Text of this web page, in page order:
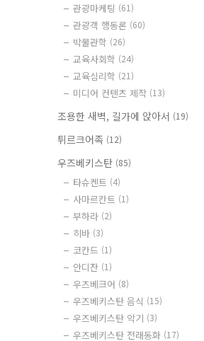
관광마케팅 (61)
관광객 행동론 (60)
박물관학 (26)
교육사회학 (24)
교육심리학 (21)
미디어 컨텐츠 제작 (13)
조용한 새벽, 길가에 앉아서 (19)
튀르크어족 (12)
우즈베키스탄 (85)
타슈켄트 (4)
사마르칸트 (1)
부하라 (2)
히바 (3)
코칸드 (1)
안디잔 (1)
우즈베크어 (8)
우즈베키스탄 음식 (15)
우즈베키스탄 악기 (3)
우즈베키스탄 전래동화 (17)